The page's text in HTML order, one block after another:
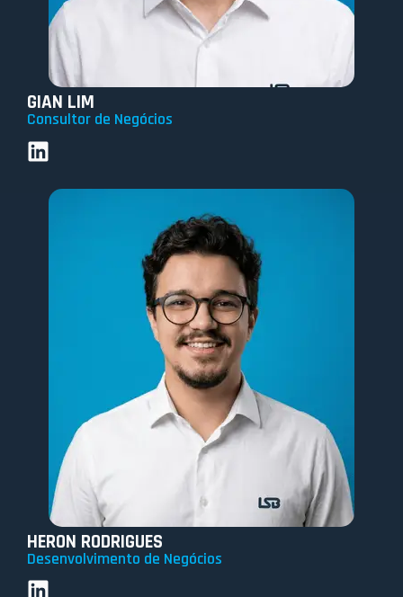
GIAN LIM
Consultor de Negócios
HERON RODRIGUES
Desenvolvimento de Negócios